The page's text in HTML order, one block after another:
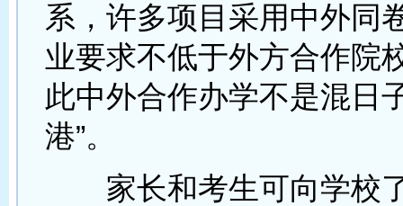
系，许多项目采用中外同
业要求不低于外方合作院
此中外合作办学不是混日
港”。
家长和考生可向学校